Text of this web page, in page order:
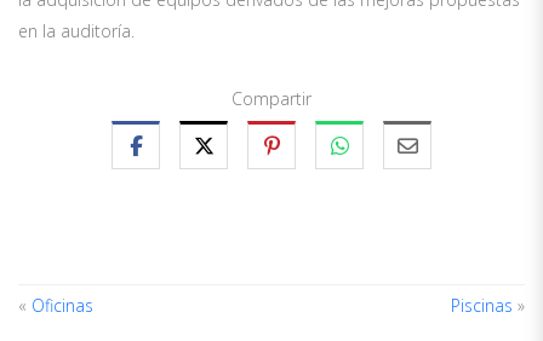
en la auditoría.
Compartir
« Oficinas Piscinas »